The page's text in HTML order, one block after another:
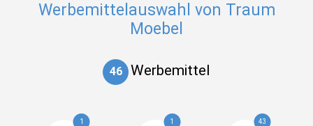
Werbemittelauswahl von Traum
Moebel
46 Werbemittel
1 1 43